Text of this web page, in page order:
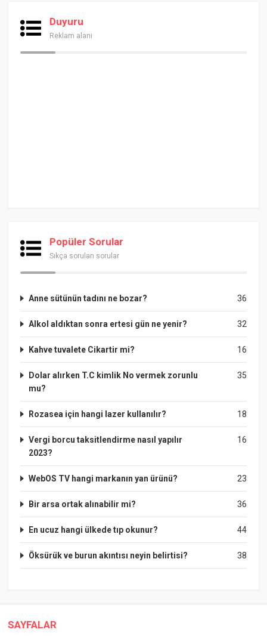
Duyuru
Reklam alanı
Popüler Sorular
Sıkça sorulan sorular
36
Anne sütünün tadını ne bozar?
32
Alkol aldıktan sonra ertesi gün ne yenir?
16
Kahve tuvalete Cikartir mi?
35
Dolar alırken T.C kimlik No vermek zorunlu
mu?
18
Rozasea için hangi lazer kullanılır?
16
Vergi borcu taksitlendirme nasıl yapılır
2023?
23
WebOS TV hangi markanın yan ürünü?
36
Bir arsa ortak alınabilir mi?
44
En ucuz hangi ülkede tıp okunur?
38
Öksürük ve burun akıntısı neyin belirtisi?
SAYFALAR